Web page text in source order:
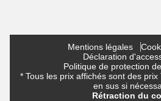
Mentions légales
Déclaration
Politique de protection
* Tous les prix affichés sont des
en sus si
Rétraction du